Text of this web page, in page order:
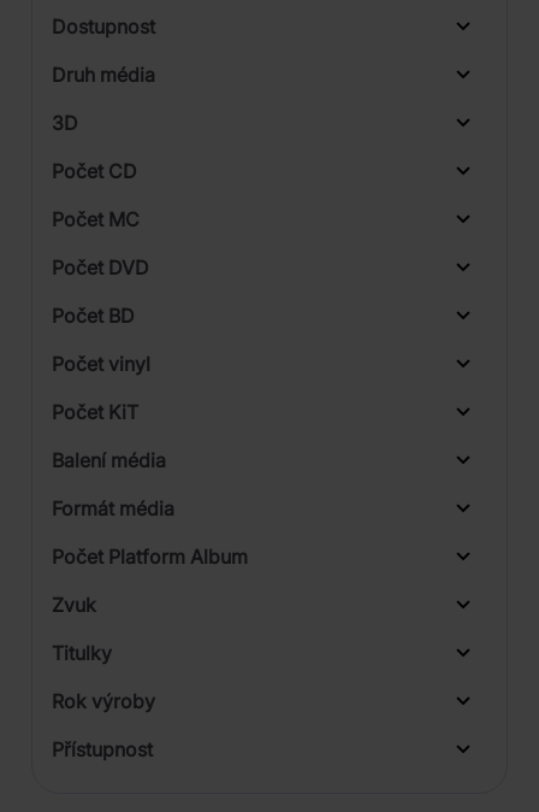
Od
Dostupnost
Druh média
3D
Počet CD
Počet MC
Počet DVD
Počet BD
Počet vinyl
Počet KiT
Balení média
Formát média
Počet Platform Album
Zvuk
Titulky
Rok výroby
Přístupnost